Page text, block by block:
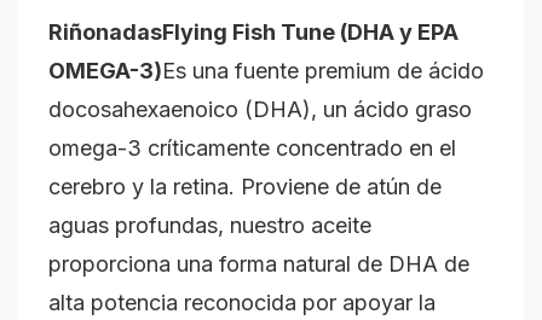
RiñonadasFlying Fish Tune (DHA y EPA
OMEGA-3)Es una fuente premium de ácido
docosahexaenoico (DHA), un ácido graso
omega-3 críticamente concentrado en el
cerebro y la retina. Proviene de atún de
aguas profundas, nuestro aceite
proporciona una forma natural de DHA de
alta potencia reconocida por apoyar la